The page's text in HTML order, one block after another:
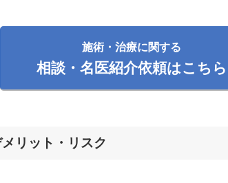
施術・治療に関する
相談・名医紹介依頼はこちら
リット・リスク